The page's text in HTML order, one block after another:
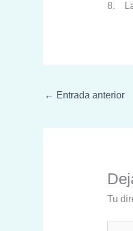
8. La
← Entrada anterior
Tu